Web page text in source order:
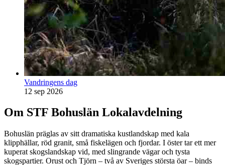
Vandringens dag
12 sep 2026
Om STF Bohuslän Lokalavdelning
Bohuslän präglas av sitt dramatiska kustlandskap med kala
klipphällar, röd granit, små fiskelägen och fjordar. I öster tar ett mer
kuperat skogslandskap vid, med slingrande vägar och tysta
skogspartier. Orust och Tjörn – två av Sveriges största öar – binds